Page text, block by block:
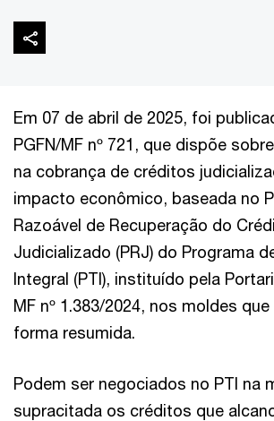
Em 07 de abril de 2025, foi
PGFN/MF nº 721, que dispõe
na cobrança de créditos
impacto econômico, baseada no
Razoável de Recuperação do
Judicializado (PRJ) do Programa
Integral (PTI), instituído pela
MF nº 1.383/2024, nos moldes
forma resumida.
Podem ser negociados no PTI na
supracitada os créditos que